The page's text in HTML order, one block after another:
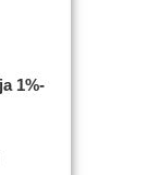
1%-